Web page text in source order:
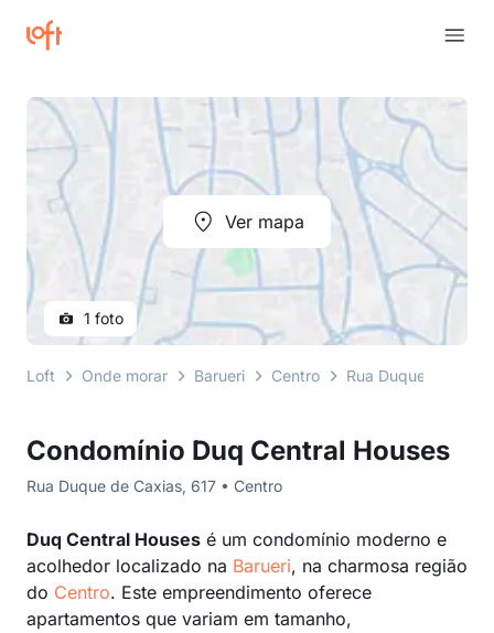
Condomínio Duq Central Houses
Rua Duque de Caxias, 617 • Centro
Duq Central Houses é um condomínio moderno e
acolhedor localizado na Barueri, na charmosa região
do Centro. Este empreendimento oferece
apartamentos que variam em tamanho,
Ver mapa
1 foto
Loft Onde morar Barueri Centro Rua Duque de